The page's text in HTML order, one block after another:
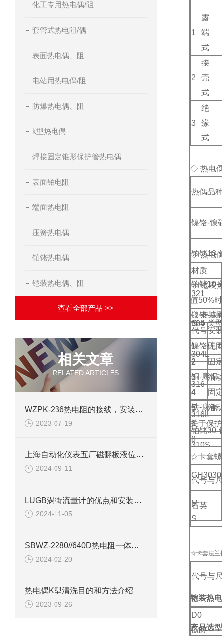
化工专用热电偶/阻
套管式热电阻/偶
表面热电偶、阻
电站用热电偶/阻
防爆热电偶、阻
k型热电偶
焊接固定锥形保护管热电偶
表面铂电阻
端面热电阻
压簧热电偶
铂铑热电偶
铠装热电偶、阻
查看全部产品 >>
相关文章
RELATED ARTICLES
WZPK-236热电阻的接线，安装及测量
2023-07-19
上海自动化仪表五厂磁翻板液位计检查装置
2024-09-11
LUGB涡街流量计的优点和安装注意事项说明
2024-11-05
SBWZ-2280//640D热电阻一体化变送器产品介绍
2024-02-20
热电偶K型清洗目的和方法介绍
2023-09-26
1
露
端
式
2
接
壳
式
3
绝
缘
式
◇ 热电
热偶品
镍铬-镍
铂铑13-
铂铑10-
镍铬-康
镍铬硅-
铜-康铜
铁-康铜
铂铑30-
◇ 热电
材质
321
304
304L
316
316L
310S
GH3030
石英
◇ 铠装
值50%
τ0.5 类
1
2
3
4
5
6
8
◇ 安装
代号安
1
无
2
固
3
活
4
固
5
活
关于保
☆卡套
代号与
M
S
☆卡套法兰
代号与
D
D0
D1
铠装热
名称
产品选